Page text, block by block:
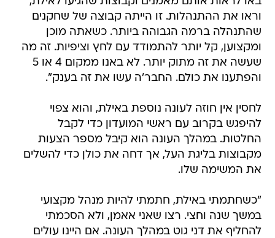
וראו את ההתנהלות. זו הייתה קבוצה של שחקנים
שהתנהלה ברמה הגבוהה ביותר. כשאתה מוכן
ומקצוען, קל יותר להתמודד עם לחץ וציפיות. זה מה
שעשה את זה מתוק יותר. לא באנו ממקום 4 או 5
והפתענו את כולם. החבר'ה עשו את זה בענק".
לחסין אין חוזה לעונה נוספת באילת, והוא צפוי
להיפגש בקרוב עם ראשי המועדון כדי לקבל
החלטות. במהלך העונה הוא קיבל מספר הצעות
מקבוצות בליגת העל, אך דחה את כולן כדי להשלים
את המשימה שלו.
"כשחתמתי באילת, חתמתי להיות מנהל מקצועי
במשך שנה וחצי. רצו שאני אאמן, ולא הסכמתי
להחליף את דני גוט במהלך העונה. אם היינו עולים